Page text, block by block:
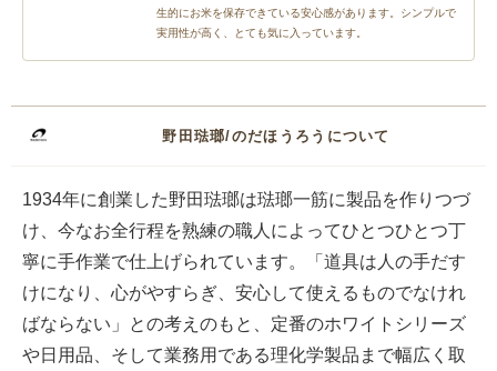
生的にお米を保存できている安心感があります。シンプルで
実用性が高く、とても気に入っています。
野田琺瑯/のだほうろうについて
1934年に創業した野田琺瑯は琺瑯一筋に製品を作りつづ
け、今なお全行程を熟練の職人によってひとつひとつ丁
寧に手作業で仕上げられています。「道具は人の手だす
けになり、心がやすらぎ、安心して使えるものでなけれ
ばならない」との考えのもと、定番のホワイトシリーズ
や日用品、そして業務用である理化学製品まで幅広く取